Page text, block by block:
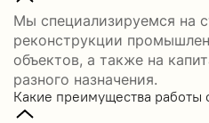
Мы специализируемся на
реконструкции
объектов, а также на
разного назначения.
Какие преимущества работы